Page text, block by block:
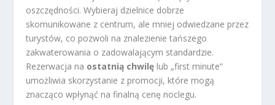
oszczędności. Wybieraj dzielnice dobrze
skomunikowane z centrum, ale mniej odwiedzane przez
turystów, co pozwoli na znalezienie tańszego
zakwaterowania o zadowalającym standardzie.
Rezerwacja na ostatnią chwilę lub „first minute”
umożliwia skorzystanie z promocji, które mogą
znacząco wpłynąć na finalną cenę noclegu.